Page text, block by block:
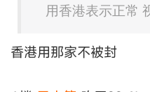
用香港表示正常
香港用那家不被封